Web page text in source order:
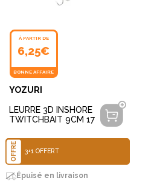
À PARTIR DE
6,25€
BONNE AFFAIRE
YOZURI
LEURRE 3D INSHORE
TWITCHBAIT 9CM 17
OFFRE 3+1 OFFERT
Épuisé en livraison